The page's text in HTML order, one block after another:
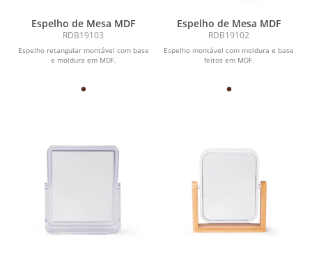
Espelho de Mesa MDF
RDB19103
Espelho retangular montável com base
e moldura em MDF.
Espelho de Mesa MDF
RDB19102
Espelho montável com moldura e base
feitos em MDF.